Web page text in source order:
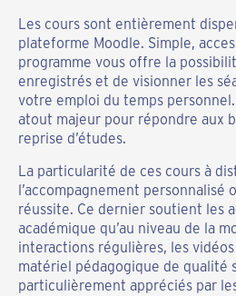
Les cours sont entièrement
plateforme Moodle. Simple,
programme vous offre la
enregistrés et de visionner les
votre emploi du temps
atout majeur pour répondre aux
reprise d’études.
La particularité de ces cours à
l’accompagnement
réussite. Ce dernier soutient les
académique qu’au niveau de la
interactions régulières, les
matériel pédagogique de qualité
particulièrement appréciés par